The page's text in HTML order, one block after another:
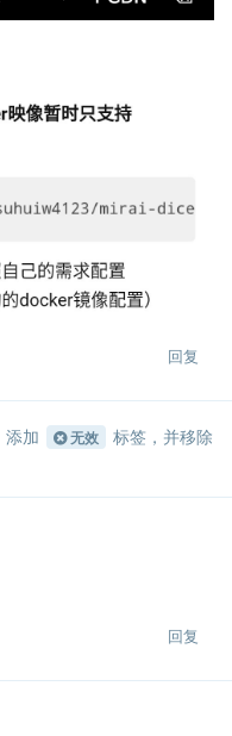
回复
添加 无效 标签，并移除
回复